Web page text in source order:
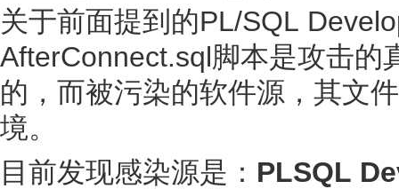
关于前面提到的PL/SQL
AfterConnect.sql脚本是攻击的
的，而被污染的软件源，其文
境。
目前发现感染源是： PLSQL